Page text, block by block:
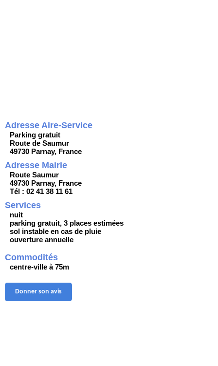
Adresse Aire-Service
Parking gratuit
Route de Saumur
49730 Parnay, France
Adresse Mairie
Route Saumur
49730 Parnay, France
Tél : 02 41 38 11 61
Services
nuit
parking gratuit, 3 places estimées
sol instable en cas de pluie
ouverture annuelle
Commodités
centre-ville à 75m
Donner son avis